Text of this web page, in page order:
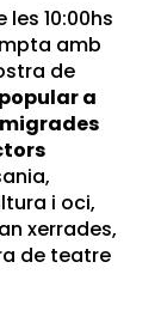
10:00hs
amb
de
a
i oci,
xerrades,
de teatre